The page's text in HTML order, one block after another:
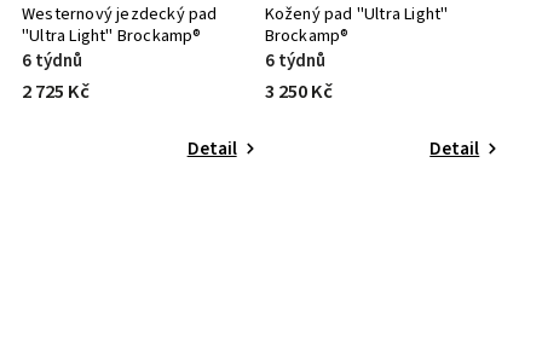
Westernový jezdecký pad
"Ultra Light" Brockamp®
6 týdnů
2 725 Kč
Detail
Kožený pad "Ultra Light"
Brockamp®
6 týdnů
3 250 Kč
Detail